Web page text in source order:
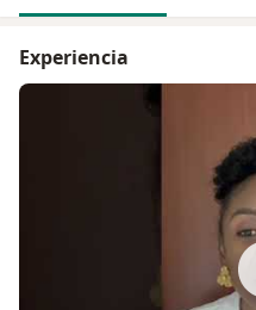
Experiencia